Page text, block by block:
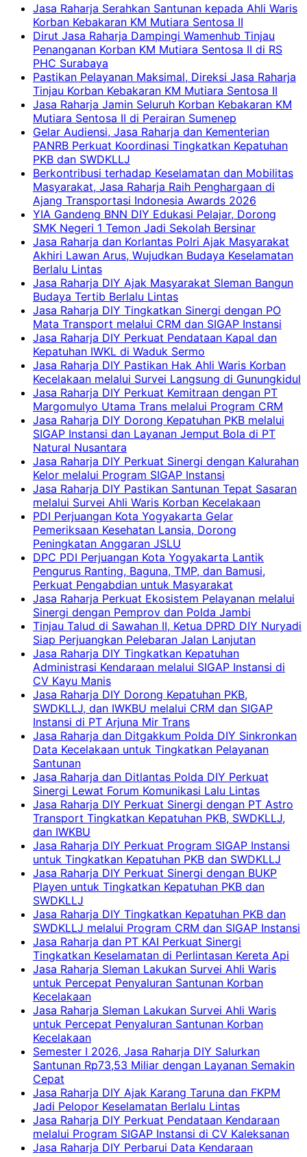
Jasa Raharja Serahkan Santunan kepada Ahli Waris
Korban Kebakaran KM Mutiara Sentosa II
Dirut Jasa Raharja Dampingi Wamenhub Tinjau
Penanganan Korban KM Mutiara Sentosa II di RS
PHC Surabaya
Pastikan Pelayanan Maksimal, Direksi Jasa Raharja
Tinjau Korban Kebakaran KM Mutiara Sentosa II
Jasa Raharja Jamin Seluruh Korban Kebakaran KM
Mutiara Sentosa II di Perairan Sumenep
Gelar Audiensi, Jasa Raharja dan Kementerian
PANRB Perkuat Koordinasi Tingkatkan Kepatuhan
PKB dan SWDKLLJ
Berkontribusi terhadap Keselamatan dan Mobilitas
Masyarakat, Jasa Raharja Raih Penghargaan di
Ajang Transportasi Indonesia Awards 2026
YIA Gandeng BNN DIY Edukasi Pelajar, Dorong
SMK Negeri 1 Temon Jadi Sekolah Bersinar
Jasa Raharja dan Korlantas Polri Ajak Masyarakat
Akhiri Lawan Arus, Wujudkan Budaya Keselamatan
Berlalu Lintas
Jasa Raharja DIY Ajak Masyarakat Sleman Bangun
Budaya Tertib Berlalu Lintas
Jasa Raharja DIY Tingkatkan Sinergi dengan PO
Mata Transport melalui CRM dan SIGAP Instansi
Jasa Raharja DIY Perkuat Pendataan Kapal dan
Kepatuhan IWKL di Waduk Sermo
Jasa Raharja DIY Pastikan Hak Ahli Waris Korban
Kecelakaan melalui Survei Langsung di Gunungkidul
Jasa Raharja DIY Perkuat Kemitraan dengan PT
Margomulyo Utama Trans melalui Program CRM
Jasa Raharja DIY Dorong Kepatuhan PKB melalui
SIGAP Instansi dan Layanan Jemput Bola di PT
Natural Nusantara
Jasa Raharja DIY Perkuat Sinergi dengan Kalurahan
Kelor melalui Program SIGAP Instansi
Jasa Raharja DIY Pastikan Santunan Tepat Sasaran
melalui Survei Ahli Waris Korban Kecelakaan
PDI Perjuangan Kota Yogyakarta Gelar
Pemeriksaan Kesehatan Lansia, Dorong
Peningkatan Anggaran JSLU
DPC PDI Perjuangan Kota Yogyakarta Lantik
Pengurus Ranting, Baguna, TMP, dan Bamusi,
Perkuat Pengabdian untuk Masyarakat
Jasa Raharja Perkuat Ekosistem Pelayanan melalui
Sinergi dengan Pemprov dan Polda Jambi
Tinjau Talud di Sawahan II, Ketua DPRD DIY Nuryadi
Siap Perjuangkan Pelebaran Jalan Lanjutan
Jasa Raharja DIY Tingkatkan Kepatuhan
Administrasi Kendaraan melalui SIGAP Instansi di
CV Kayu Manis
Jasa Raharja DIY Dorong Kepatuhan PKB,
SWDKLLJ, dan IWKBU melalui CRM dan SIGAP
Instansi di PT Arjuna Mir Trans
Jasa Raharja dan Ditgakkum Polda DIY Sinkronkan
Data Kecelakaan untuk Tingkatkan Pelayanan
Santunan
Jasa Raharja dan Ditlantas Polda DIY Perkuat
Sinergi Lewat Forum Komunikasi Lalu Lintas
Jasa Raharja DIY Perkuat Sinergi dengan PT Astro
Transport Tingkatkan Kepatuhan PKB, SWDKLLJ,
dan IWKBU
Jasa Raharja DIY Perkuat Program SIGAP Instansi
untuk Tingkatkan Kepatuhan PKB dan SWDKLLJ
Jasa Raharja DIY Perkuat Sinergi dengan BUKP
Playen untuk Tingkatkan Kepatuhan PKB dan
SWDKLLJ
Jasa Raharja DIY Tingkatkan Kepatuhan PKB dan
SWDKLLJ melalui Program CRM dan SIGAP Instansi
Jasa Raharja dan PT KAI Perkuat Sinergi
Tingkatkan Keselamatan di Perlintasan Kereta Api
Jasa Raharja Sleman Lakukan Survei Ahli Waris
untuk Percepat Penyaluran Santunan Korban
Kecelakaan
Jasa Raharja Sleman Lakukan Survei Ahli Waris
untuk Percepat Penyaluran Santunan Korban
Kecelakaan
Semester I 2026, Jasa Raharja DIY Salurkan
Santunan Rp73,53 Miliar dengan Layanan Semakin
Cepat
Jasa Raharja DIY Ajak Karang Taruna dan FKPM
Jadi Pelopor Keselamatan Berlalu Lintas
Jasa Raharja DIY Perkuat Pendataan Kendaraan
melalui Program SIGAP Instansi di CV Kaleksanan
Jasa Raharja DIY Perbarui Data Kendaraan